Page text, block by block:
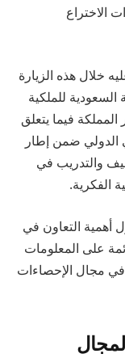
الاختراع
خلال هذه الزيارة
السعودية للملكية
فيما يتعلق
الدولي ضمن إطار
والتدريب في
الفكرية.
أهمية التعاون في
على المعلومات
في مجال الإحصاءات